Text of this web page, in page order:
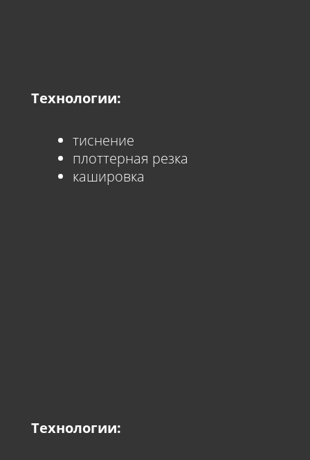
Технологии:
тиснение
плоттерная резка
кашировка
Технологии: